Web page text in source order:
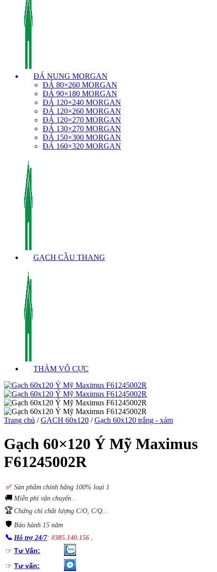
ĐÁ NUNG MORGAN
ĐÁ 80×260 MORGAN
ĐÁ 90×180 MORGAN
ĐÁ 120×240 MORGAN
ĐÁ 120×260 MORGAN
ĐÁ 120×270 MORGAN
ĐÁ 130×270 MORGAN
ĐÁ 150×300 MORGAN
ĐÁ 160×320 MORGAN
GẠCH CẦU THANG
THẢM VÔ CỰC
Trang chủ / GẠCH 60x120 / Gạch 60x120 trắng - xám
Gạch 60×120 Ý Mỹ Maximus
F61245002R
✅ Sản phẩm chính hãng 100% loại 1
🚚 Miễn phí vận chuyển .
🏆Chứng chỉ chất lượng C/O, C/Q…
🛡️ Bảo hành 15 năm
📞 Hỗ trợ 24/7: 0385.140.156 .
☞ Tư Vấn:
☞ Tư vấn: